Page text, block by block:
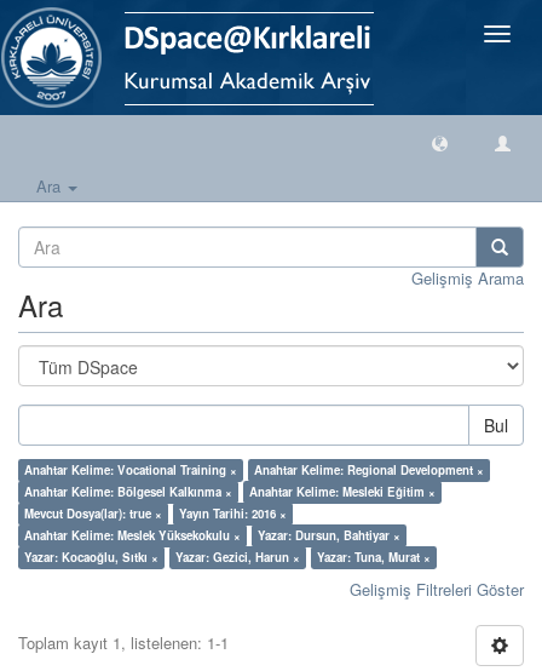
Geçiş
Ara
Gelişmiş Arama
Ara
Bul
Anahtar Kelime: Vocational Training ×
Anahtar Kelime: Regional Development ×
Anahtar Kelime: Bölgesel Kalkınma ×
Anahtar Kelime: Mesleki Eğitim ×
Mevcut Dosya(lar): true ×
Yayın Tarihi: 2016 ×
Anahtar Kelime: Meslek Yüksekokulu ×
Yazar: Dursun, Bahtiyar ×
Yazar: Kocaoğlu, Sıtkı ×
Yazar: Gezici, Harun × Yazar: Tuna, Murat ×
Gelişmiş Filtreleri Göster
Toplam kayıt 1, listelenen: 1-1